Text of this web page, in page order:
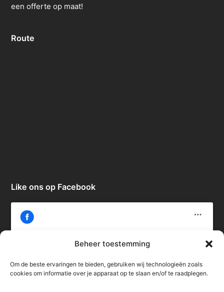
Beheer toestemming
Om de beste ervaringen te bieden, gebruiken wij technologieën zoals
cookies om informatie over je apparaat op te slaan en/of te raadplegen.
een offerte op maat!
Route
Like ons op Facebook
Klik om marketing cookies te accepteren